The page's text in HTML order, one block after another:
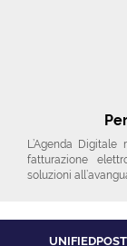
L’Agenda
fatturazione
soluzioni